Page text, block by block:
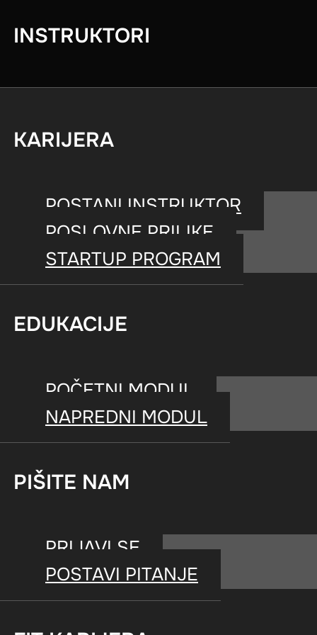
INSTRUKTORI
KARIJERA
POSTANI INSTRUKTOR
POSLOVNE PRILIKE
STARTUP PROGRAM
EDUKACIJE
POČETNI MODUL
NAPREDNI MODUL
PIŠITE NAM
PRIJAVI SE
POSTAVI PITANJE
Poboljšava
Poboljšava